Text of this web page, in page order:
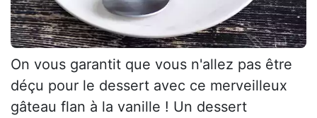
On vous garantit que vous n'allez pas être
déçu pour le dessert avec ce merveilleux
gâteau flan à la vanille ! Un dessert